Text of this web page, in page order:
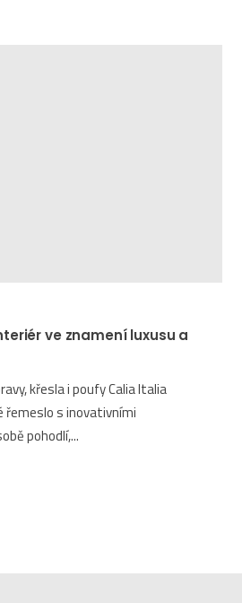
ve znamení luxusu a
křesla i poufy Calia Italia
s inovativními
pohodlí,...